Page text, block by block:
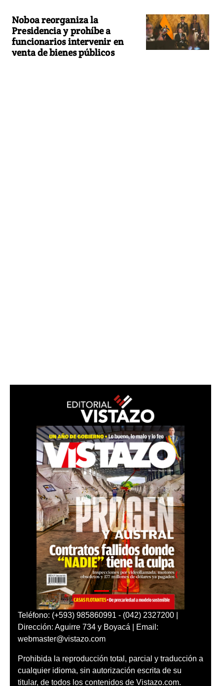
Noboa reorganiza la
Presidencia y prohíbe a
funcionarios intervenir en
venta de bienes públicos
Teléfono: (+593) 985860991 - (042) 2327200 |
Dirección: Aguirre 734 y Boyacá | Email:
webmaster@vistazo.com
Prohibida la reproducción total, parcial y traducción a
cualquier idioma, sin autorización escrita de su
titular, de todos los contenidos de Vistazo.com.